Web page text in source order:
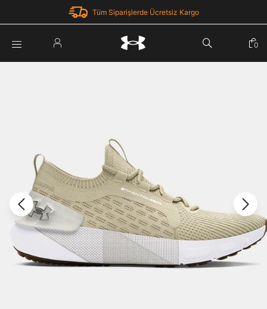
Tüm Siparişlerde Ücretsiz Kargo
Şifremi Unuttum
Giriş Yap
Under Armour'da yeni misiniz?Kayıt Ol
Üye Olmadan Devam Et
0
Parola Yenileme
Parolayı Yenile
Giriş Sayfasına Dön
Zaten hesabın var mı? Giriş yap